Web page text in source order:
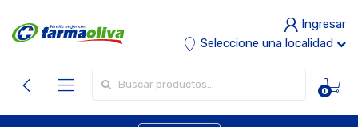
Ingresar
Seleccione una localidad
0